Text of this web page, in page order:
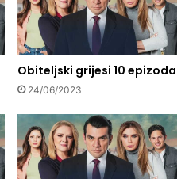
Obiteljski grijesi 10 epizoda
24/06/2023